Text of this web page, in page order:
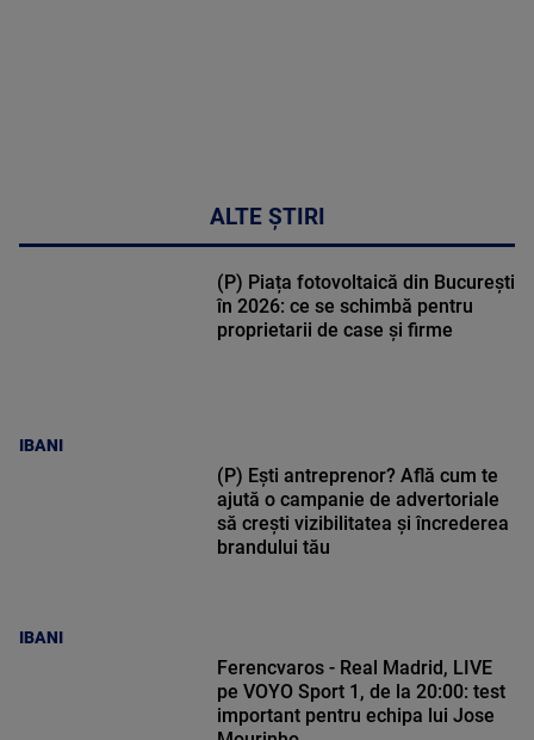
ALTE ȘTIRI
IBANI
(P) Piața fotovoltaică din București
în 2026: ce se schimbă pentru
proprietarii de case și firme
IBANI
(P) Ești antreprenor? Află cum te
ajută o campanie de advertoriale
să crești vizibilitatea și încrederea
brandului tău
Ferencvaros - Real Madrid, LIVE
pe VOYO Sport 1, de la 20:00: test
important pentru echipa lui Jose